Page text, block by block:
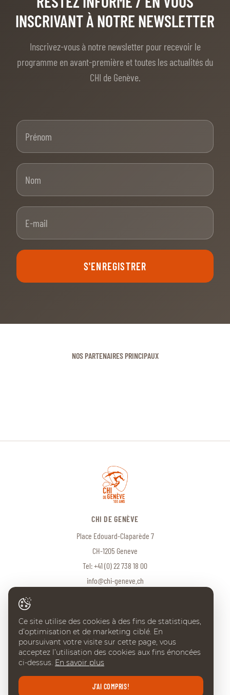
INSCRIVANT À NOTRE NEWSLETTER
Inscrivez-vous à notre newsletter pour recevoir le
programme en avant-première et toutes les actualités du
CHI de Genève.
S'ENREGISTRER
NOS PARTENAIRES PRINCIPAUX
CHI DE GENÈVE
Place Edouard-Claparède 7
CH-1205 Geneve
Tel:+41 (0) 22 738 18 00
info@chi-geneve.ch
© 2026 CHI de Genève. Tous droits réservés
Created with♥byArtionet· Generated with IceCube2.Net
Ce site utilise des cookies à des fins de statistiques,
d’optimisation et de marketing ciblé. En
poursuivant votre visite sur cette page, vous
acceptez l’utilisation des cookies aux fins énoncées
ci-dessus. En savoir plus
J'AI COMPRIS!